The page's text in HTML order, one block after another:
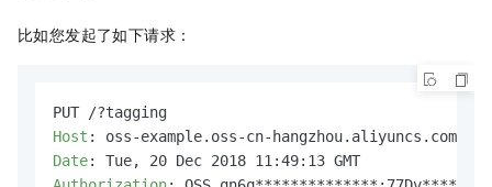
比如您发起了如下请求：
Host :
Date: